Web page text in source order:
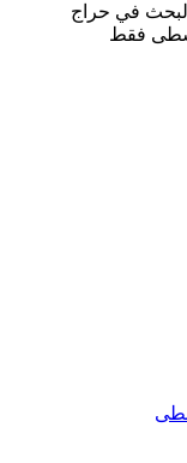
البحث في حراج
فقط